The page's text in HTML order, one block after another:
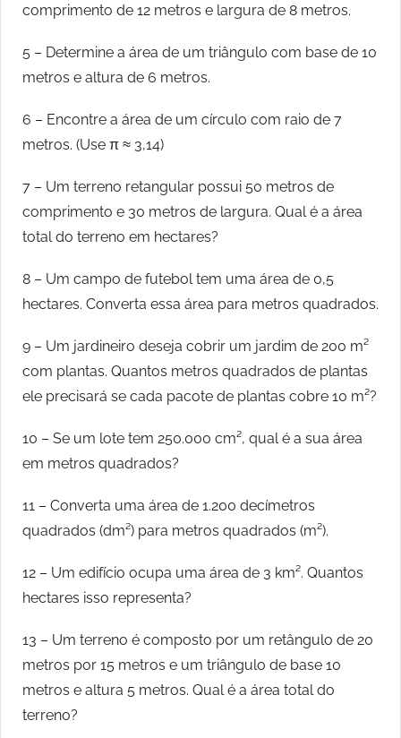
comprimento de 12 metros e largura de 8 metros.
5 – Determine a área de um triângulo com base de 10
metros e altura de 6 metros.
6 – Encontre a área de um círculo com raio de 7
metros. (Use π ≈ 3,14)
7 – Um terreno retangular possui 50 metros de
comprimento e 30 metros de largura. Qual é a área
total do terreno em hectares?
8 – Um campo de futebol tem uma área de 0,5
hectares. Converta essa área para metros quadrados.
9 – Um jardineiro deseja cobrir um jardim de 200 m²
com plantas. Quantos metros quadrados de plantas
ele precisará se cada pacote de plantas cobre 10 m²?
10 – Se um lote tem 250.000 cm², qual é a sua área
em metros quadrados?
11 – Converta uma área de 1.200 decímetros
quadrados (dm²) para metros quadrados (m²).
12 – Um edifício ocupa uma área de 3 km². Quantos
hectares isso representa?
13 – Um terreno é composto por um retângulo de 20
metros por 15 metros e um triângulo de base 10
metros e altura 5 metros. Qual é a área total do
terreno?